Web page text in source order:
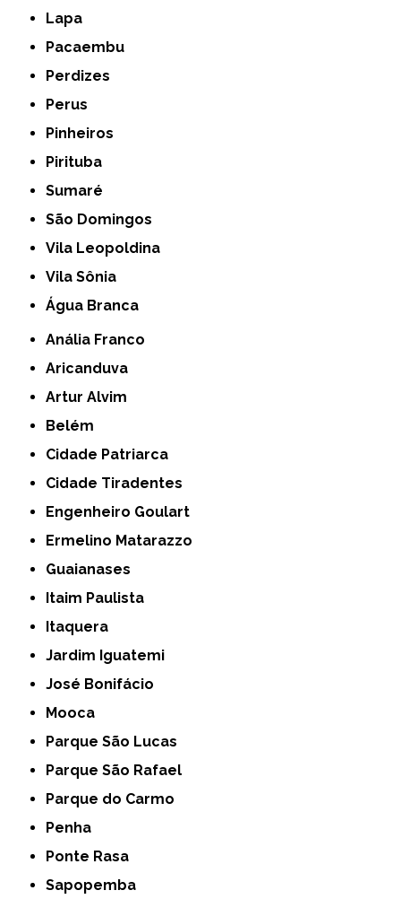
Lapa
Pacaembu
Perdizes
Perus
Pinheiros
Pirituba
Sumaré
São Domingos
Vila Leopoldina
Vila Sônia
Água Branca
Anália Franco
Aricanduva
Artur Alvim
Belém
Cidade Patriarca
Cidade Tiradentes
Engenheiro Goulart
Ermelino Matarazzo
Guaianases
Itaim Paulista
Itaquera
Jardim Iguatemi
José Bonifácio
Mooca
Parque São Lucas
Parque São Rafael
Parque do Carmo
Penha
Ponte Rasa
Sapopemba